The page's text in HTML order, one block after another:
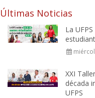
Últimas Noticias
La
XXI
década
UFPS